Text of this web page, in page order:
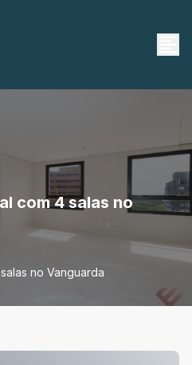
com 4 salas no
no Vanguarda